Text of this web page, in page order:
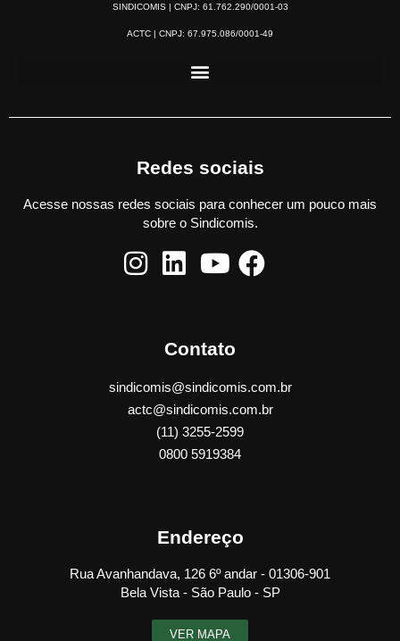
SINDICOMIS | CNPJ: 61.762.290/0001-03
ACTC | CNPJ: 67.975.086/0001-49
Redes sociais
Acesse nossas redes sociais para conhecer um pouco mais
sobre o Sindicomis.
Contato
sindicomis@sindicomis.com.br
actc@sindicomis.com.br
(11) 3255-2599
0800 5919384
Endereço
Rua Avanhandava, 126 6º andar - 01306-901
Bela Vista - São Paulo - SP
VER MAPA